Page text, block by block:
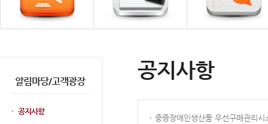
알림마당/고객광장
공지사항
공지사항
중증장애인생산품 우선구매관리